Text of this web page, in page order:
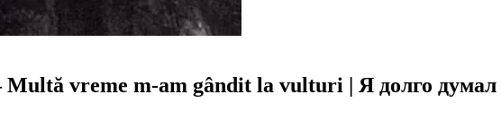
vreme m-am gândit la vulturi | Я долго